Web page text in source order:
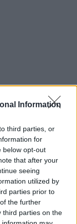
Information
third parties, or
for
below opt-out
that after your
seeing
utilized by
parties prior to
the further
third parties on the